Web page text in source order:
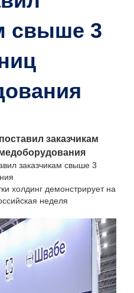
свыше 3
заказчикам
заказчикам свыше 3
холдинг демонстрирует на
неделя